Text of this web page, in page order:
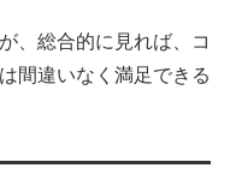
、総合的に見れば、コ
間違いなく満足できる